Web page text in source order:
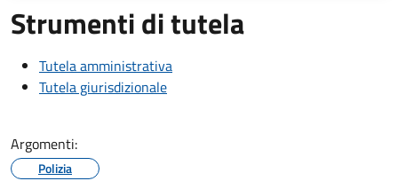
Strumenti di tutela
Tutela amministrativa
Tutela giurisdizionale
Argomenti:
Polizia